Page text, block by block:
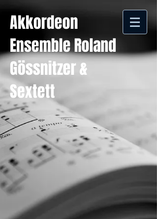
Akkordeon
Ensemble Roland
Gössnitzer &
Sextett